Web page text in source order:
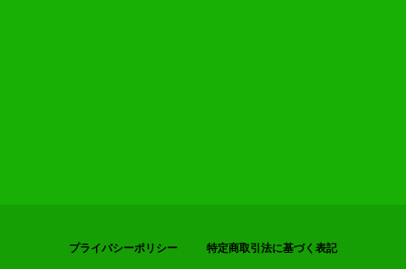
プライバシーポリシー 特定商取引法に基づく表記